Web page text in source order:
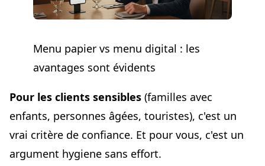
Menu papier vs menu digital : les
avantages sont évidents
Pour les clients sensibles (familles avec
enfants, personnes âgées, touristes), c'est un
vrai critère de confiance. Et pour vous, c'est un
argument hygiene sans effort.